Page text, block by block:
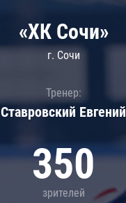
«ХК Сочи»
г. Сочи
Тренер:
Ставровский Евгений
350
зрителей